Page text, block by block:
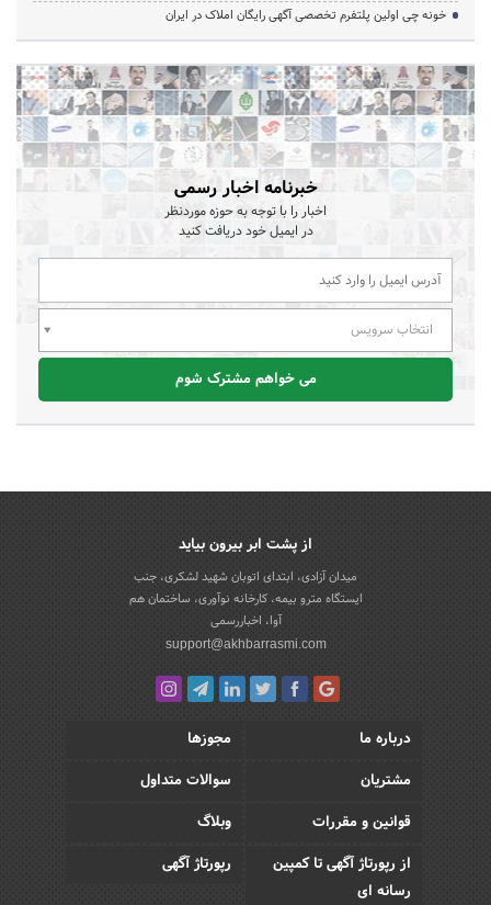
خونه چی اولین پلتفرم تخصصی آگهی رایگان املاک در ایران
خبرنامه اخبار رسمی
اخبار را با توجه به حوزه موردنظر
در ایمیل خود دریافت کنید
انتخاب سرویس
می خواهم مشترک شوم
از پشت ابر بیرون بیاید
میدان آزادی، ابتدای اتوبان شهید لشکری، جنب
ایستگاه مترو بیمه، کارخانه نوآوری، ساختمان هم
آوا، اخباررسمی
support@akhbarrasmi.com
درباره ما
مجوزها
مشتریان
سوالات متداول
قوانین و مقررات
وبلاگ
از رپورتاژ آگهی تا کمپین
رسانه ای
رپورتاژ آگهی